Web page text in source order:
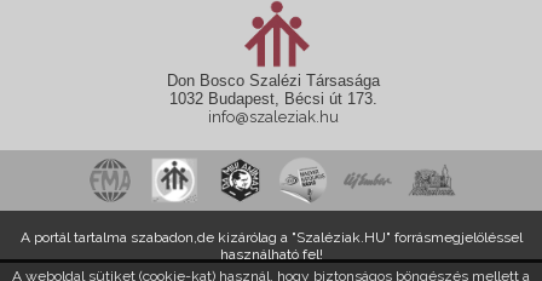
A weboldal sütiket (cookie-kat) használ, hogy biztonságos böngészés mellett a
Don Bosco Szalézi Társasága
1032 Budapest, Bécsi út 173.
info@szaleziak.hu
A portál tartalma szabadon,de kizárólag a "Szaléziak.HU" forrásmegjelöléssel
használható fel!